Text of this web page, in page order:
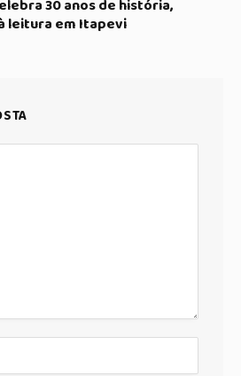
30 anos de história,
leitura em Itapevi